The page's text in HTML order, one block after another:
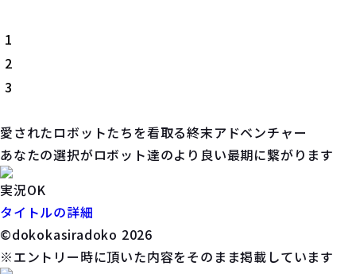
1
2
3
愛されたロボットたちを看取る終末アドベンチャー
あなたの選択がロボット達のより良い最期に繋がります
実況OK
タイトルの詳細
©dokokasiradoko 2026
※エントリー時に頂いた内容をそのまま掲載しています